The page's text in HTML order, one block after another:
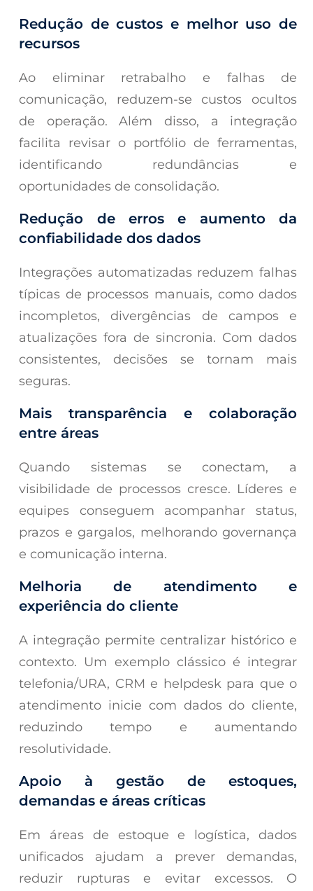
Redução de custos e melhor uso de
recursos
Ao eliminar retrabalho e falhas de
comunicação, reduzem-se custos ocultos
de operação. Além disso, a integração
facilita revisar o portfólio de ferramentas,
identificando redundâncias e
oportunidades de consolidação.
Redução de erros e aumento da
confiabilidade dos dados
Integrações automatizadas reduzem falhas
típicas de processos manuais, como dados
incompletos, divergências de campos e
atualizações fora de sincronia. Com dados
consistentes, decisões se tornam mais
seguras.
Mais transparência e colaboração
entre áreas
Quando sistemas se conectam, a
visibilidade de processos cresce. Líderes e
equipes conseguem acompanhar status,
prazos e gargalos, melhorando governança
e comunicação interna.
Melhoria de atendimento e
experiência do cliente
A integração permite centralizar histórico e
contexto. Um exemplo clássico é integrar
telefonia/URA, CRM e helpdesk para que o
atendimento inicie com dados do cliente,
reduzindo tempo e aumentando
resolutividade.
Apoio à gestão de estoques,
demandas e áreas críticas
Em áreas de estoque e logística, dados
unificados ajudam a prever demandas,
reduzir rupturas e evitar excessos. O